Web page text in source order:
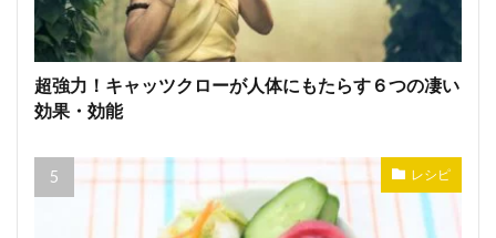
超強力！キャッツクローが人体にもたらす６つの凄い
効果・効能
レシピ